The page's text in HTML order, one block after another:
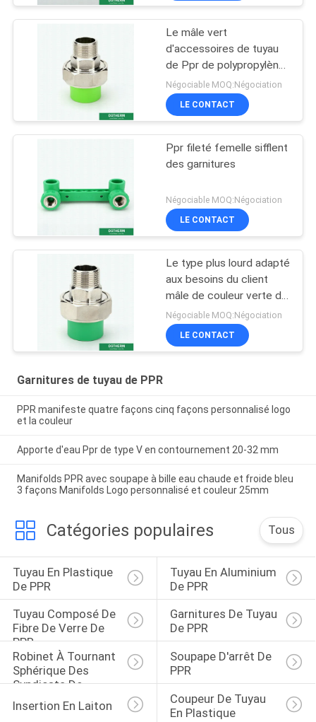
Le mâle vert
d'accessoires de tuyau
de Ppr de polypropylène
a fileté la taille des
syndicats 20-110
millimètres
Négociable MOQ:Négociation
LE CONTACT
Ppr fileté femelle sifflent
des garnitures
Négociable MOQ:Négociation
LE CONTACT
Le type plus lourd adapté
aux besoins du client
mâle de couleur verte de
garnitures de tuyau de
Ppr a fileté l'union
Négociable MOQ:Négociation
LE CONTACT
Garnitures de tuyau de PPR
PPR manifeste quatre façons cinq façons personnalisé logo
et la couleur
Apporte d'eau Ppr de type V en contournement 20-32 mm
Manifolds PPR avec soupape à bille eau chaude et froide bleu
3 façons Manifolds Logo personnalisé et couleur 25mm
Catégories populaires Tous
Tuyau En Plastique
De PPR
Tuyau En Aluminium
De PPR
Tuyau Composé De
Fibre De Verre De
PPR
Garnitures De Tuyau
De PPR
Robinet À Tournant
Sphérique Des
Syndicats De
Double De PPR
Soupape D'arrêt De
PPR
Insertion En Laiton
Coupeur De Tuyau
En Plastique